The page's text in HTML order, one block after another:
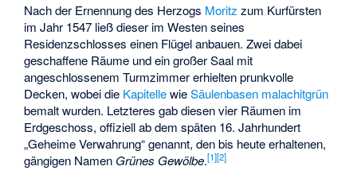
Nach der Ernennung des Herzogs Moritz zum Kurfürsten
im Jahr 1547 ließ dieser im Westen seines
Residenzschlosses einen Flügel anbauen. Zwei dabei
geschaffene Räume und ein großer Saal mit
angeschlossenem Turmzimmer erhielten prunkvolle
Decken, wobei die KapitellewieSäulenbasen malachitgrün
bemalt wurden. Letzteres gab diesen vier Räumen im
Erdgeschoss, offiziell ab dem späten 16. Jahrhundert
„Geheime Verwahrung“ genannt, den bis heute erhaltenen,
gängigen Namen Grünes Gewölbe.[1][2]